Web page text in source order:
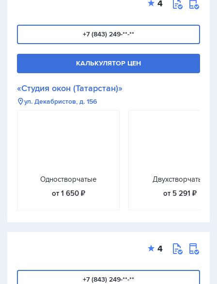
4
+7 (843) 249-**-**
КАЛЬКУЛЯТОР ЦЕН
«Студия окон (Татарстан)»
ул. Декабристов, д. 156
Одностворчатые
от 1 650 ₽
Двухстворчатые
от 5 291 ₽
4
+7 (843) 249-**-**